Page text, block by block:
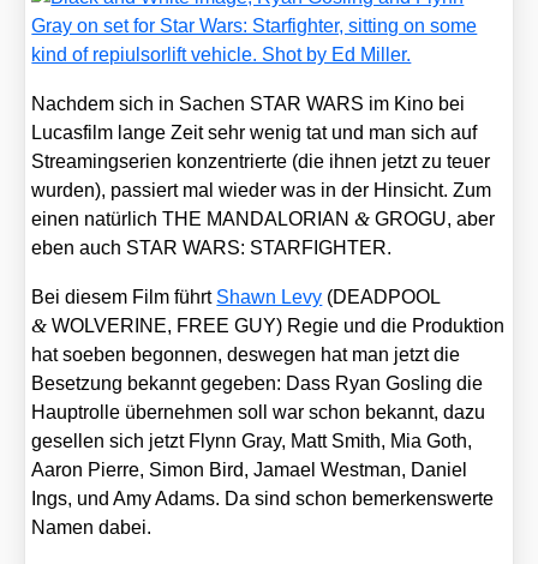
Nach­dem sich in Sachen STAR WARS im Kino bei
Lucas­film lan­ge Zeit sehr wenig tat und man sich auf
Strea­ming­se­ri­en kon­zen­trier­te (die ihnen jetzt zu teu­er
wur­den), pas­siert mal wie­der was in der Hin­sicht. Zum
einen natür­lich THE MANDALORIAN& GROGU, aber
eben auch STAR WARS: STARFIGHTER.
Bei die­sem Film führt Shawn Levy (DEADPOOL
& WOLVERINE, FREE GUY) Regie und die Pro­duk­ti­on
hat soeben begon­nen, des­we­gen hat man jetzt die
Beset­zung bekannt gege­ben: Dass Ryan Gosling die
Haupt­rol­le über­neh­men soll war schon bekannt, dazu
gesel­len sich jetzt Flynn Gray, Matt Smith, Mia Goth,
Aaron Pierre, Simon Bird, Jama­el West­man, Dani­el
Ings, und Amy Adams. Da sind schon bemer­kens­wer­te
Namen dabei.